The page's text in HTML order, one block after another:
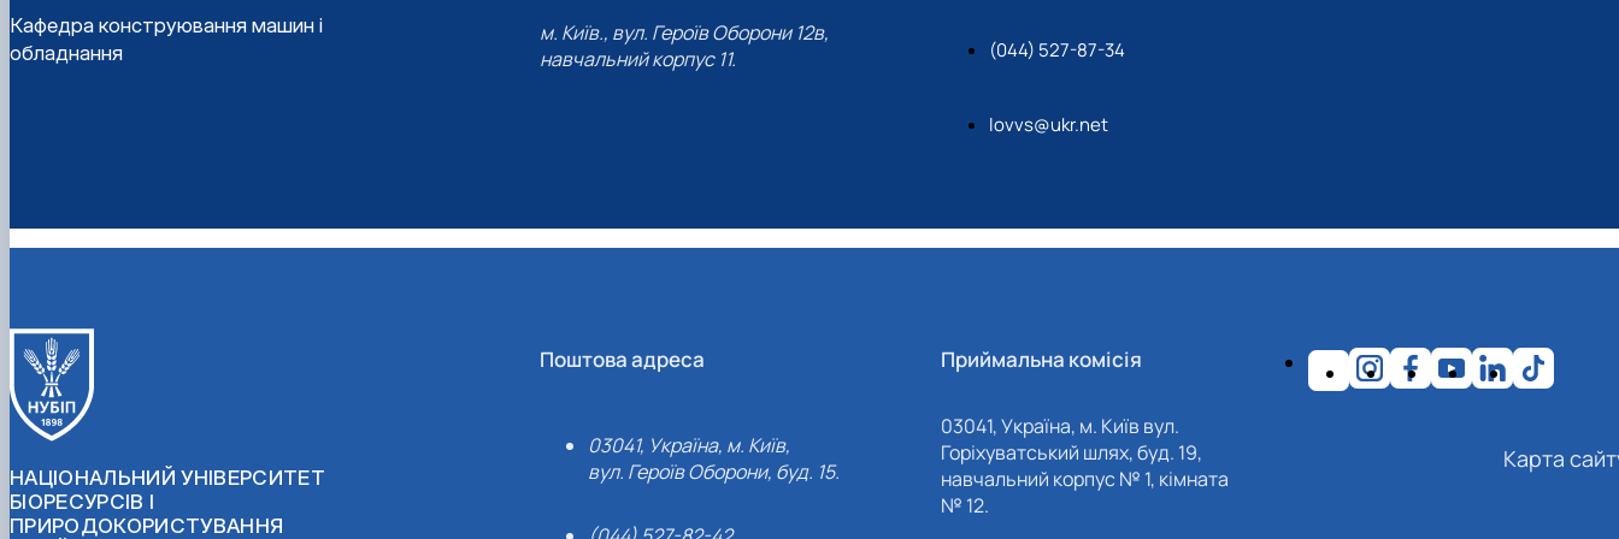
Кафедра конструювання машин і
обладнання
м. Київ., вул. Героїв Оборони 12в,
навчальний корпус 11.
(044) 527-87-34
lovvs@ukr.net
НАЦІОНАЛЬНИЙ УНІВЕРСИТЕТ
БІОРЕСУРСІВ І
ПРИРОДОКОРИСТУВАННЯ
Поштова адреса
03041, Україна, м. Київ,
вул. Героїв Оборони, буд. 15.
Приймальна комісія
03041, Україна, м. Київ вул.
Горіхуватський шлях, буд. 19,
навчальний корпус № 1, кімната
№ 12.
Карта